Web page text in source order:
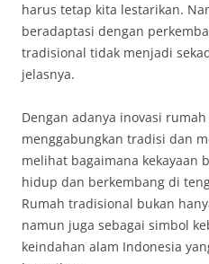
harus tetap kita lestarikan.
beradaptasi dengan
tradisional tidak menjadi
jelasnya.
Dengan adanya inovasi
menggabungkan tradisi dan
melihat bagaimana kekayaan
hidup dan berkembang di
Rumah tradisional bukan
namun juga sebagai simbol
keindahan alam Indonesia